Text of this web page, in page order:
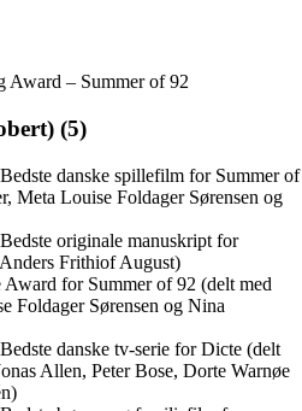
Award – Summer of 92
(5)
danske spillefilm for Summer of
Meta Louise Foldager Sørensen og
originale manuskript for
Frithiof August)
for Summer of 92 (delt med
Foldager Sørensen og Nina
danske tv-serie for Dicte (delt
Allen, Peter Bose, Dorte Warnøe